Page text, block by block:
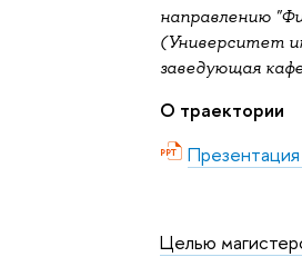
направлению
(Университет
заведующая
O траектории
Целью